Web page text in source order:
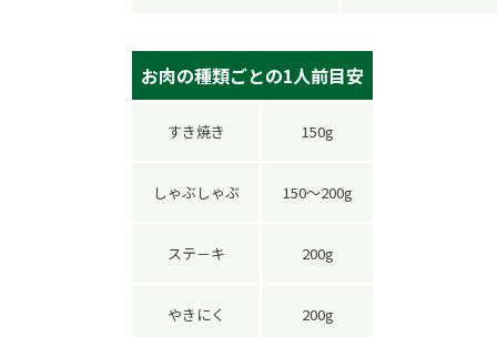
お肉の種類ごとの1人前目安
すき焼き 150g
しゃぶしゃぶ 150～200g
ステ－キ 200g
やきにく 200g